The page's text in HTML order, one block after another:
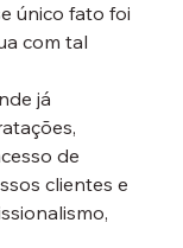
único fato foi
com tal
já
de
clientes e